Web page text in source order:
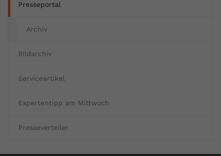
Presseportal
Archiv
Bildarchiv
Serviceartikel
Expertentipp am Mittwoch
Presseverteiler